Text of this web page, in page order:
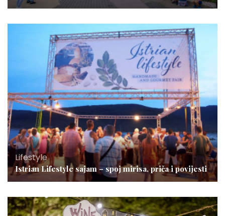
Lifestyle
Istrian Lifestyle sajam – spoj mirisa, priča i povijesti